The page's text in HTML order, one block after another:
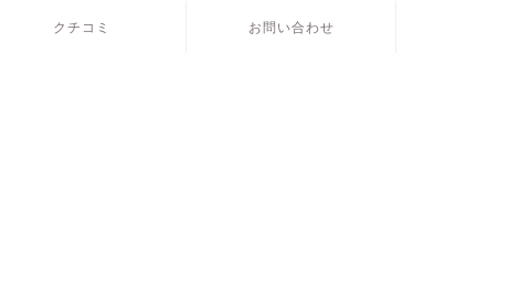
クチコミ お問い合わせ